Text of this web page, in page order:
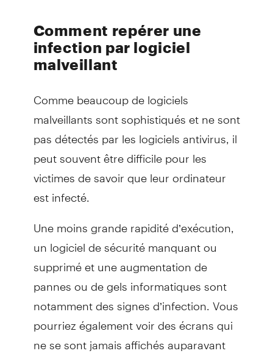
Comment repérer une
infection par logiciel
malveillant
Comme beaucoup de logiciels
malveillants sont sophistiqués et ne sont
pas détectés par les logiciels antivirus, il
peut souvent être difficile pour les
victimes de savoir que leur ordinateur
est infecté.
Une moins grande rapidité d’exécution,
un logiciel de sécurité manquant ou
supprimé et une augmentation de
pannes ou de gels informatiques sont
notamment des signes d’infection. Vous
pourriez également voir des écrans qui
ne se sont jamais affichés auparavant